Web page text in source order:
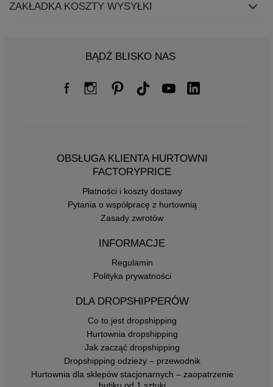
ZAKŁADKA KOSZTY WYSYŁKI
BĄDŹ BLISKO NAS
OBSŁUGA KLIENTA HURTOWNI
FACTORYPRICE
Płatności i koszty dostawy
Pytania o współpracę z hurtownią
Zasady zwrotów
INFORMACJE
Regulamin
Polityka prywatności
DLA DROPSHIPPERÓW
Co to jest dropshipping
Hurtownia dropshipping
Jak zacząć dropshipping
Dropshipping odzieży – przewodnik
Hurtownia dla sklepów stacjonarnych – zaopatrzenie